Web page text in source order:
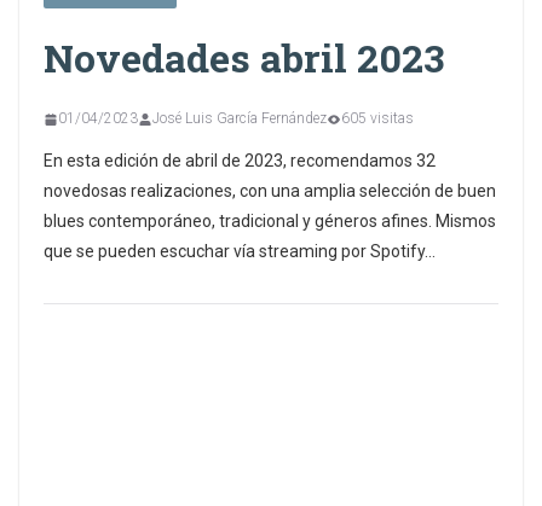
Novedades abril 2023
01/04/2023 José Luis García Fernández 605 visitas
En esta edición de abril de 2023, recomendamos 32
novedosas realizaciones, con una amplia selección de buen
blues contemporáneo, tradicional y géneros afines. Mismos
que se pueden escuchar vía streaming por Spotify…